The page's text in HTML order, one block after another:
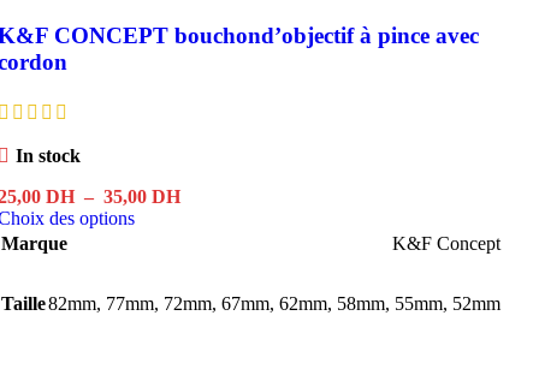
CONCEPT bouchond’objectif à pince avec
In stock
DH – 35,00 DHPlage
35,00 DH
des optionsCe
variations.
Marque K&F Concept
Taille82mm, 77mm, 72mm, 67mm, 62mm, 58mm, 55mm, 52mm